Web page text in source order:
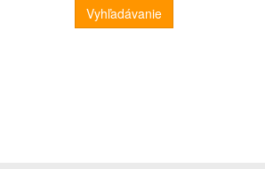
Vyhľadávanie